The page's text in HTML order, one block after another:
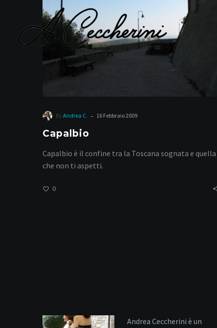
By Andrea C. - 16 Febbraio 2009
Capalbio
Capalbio è il confine tra la Toscana sognata e quella
che non ti aspetti.
0
Andrea Ceccherini è un